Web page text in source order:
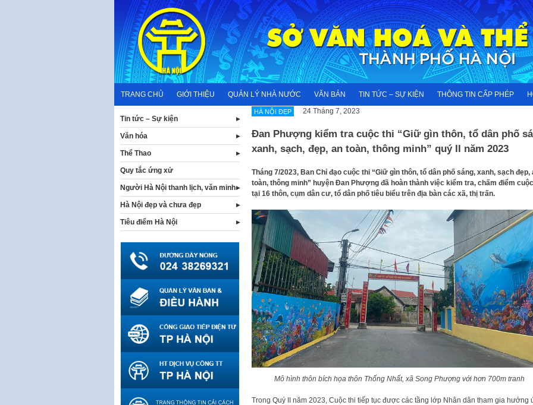
content
TRANG CHỦ GIỚI THIỆU QUẢN LÝ NHÀ NƯỚC VĂN BẢN TIN TỨC – SỰ KIỆN THÔNG TIN CẤP PHÉP
HÀ NỘI ĐẸP 24 Tháng 7, 2023
Đan Phượng kiểm tra cuộc thi “Giữ gìn thôn, tổ dân phố
xanh, sạch, đẹp, an toàn, thông minh” quý II năm 2023
Tháng 7/2023, Ban Chỉ đạo cuộc thi “Giữ gìn thôn, tổ dân phố sáng, xanh, sạch đẹp,
toàn, thông minh” huyện Đan Phượng đã hoàn thành việc kiểm tra, chấm điểm
tại 16 thôn, cụm dân cư, tổ dân phố tiêu biểu trên địa bàn các xã, thị trấn.
Mô hình thôn bích họa thôn Thống Nhất, xã Song Phượng với hơn 700m tranh
Trong Quý II năm 2023, Cuộc thi tiếp tục được các tầng lớp Nhân dân tham gia hưởng
Tin tức – Sự kiện
Văn hóa
Thể Thao
Quy tắc ứng xử
Người Hà Nội thanh lịch, văn minh
Hà Nội đẹp và chưa đẹp
Tiêu điểm Hà Nội